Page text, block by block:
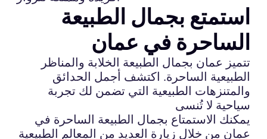
استمتع بجمال الطبيعة
الساحرة في عمان
تتميز عمان بجمال الطبيعة الخلابة والمناظر
الطبيعية الساحرة. اكتشف أجمل الحدائق
والمتنزهات الطبيعية التي تضمن لك تجربة
سياحية لا تُنسى
يمكنك الاستمتاع بجمال الطبيعة الساحرة في
عمان من خلال زيارة العديد من المعالم الطبيعية